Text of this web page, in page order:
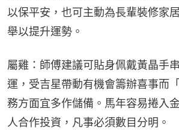
以保平安，也可主動為長輩裝修家
舉以提升運勢。
屬雞：師傅建議可貼身佩戴黃晶手
運，受吉星帶動有機會籌辦喜事而
務方面宜多作儲備。馬年容易捲入
人合作投資，凡事必須數目分明。